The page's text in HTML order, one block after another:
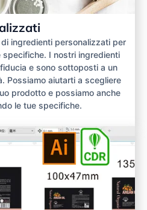
di ingredienti personalizzati per
I nostri ingredienti
e sono sottoposti a un
Possiamo aiutarti a scegliere
prodotto e possiamo anche
le tue specifiche.